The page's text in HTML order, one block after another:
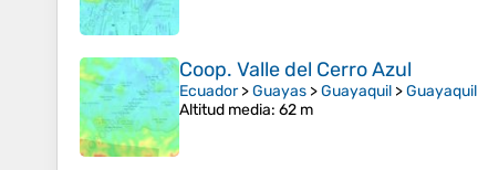
Coop. Valle del Cerro Azul
Ecuador>Guayas >Guayaquil >Guayaquil
Altitud media: 62 m